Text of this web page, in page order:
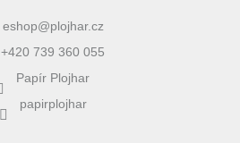
eshop@plojhar.cz
+420 739 360 055
Papír Plojhar
papirplojhar